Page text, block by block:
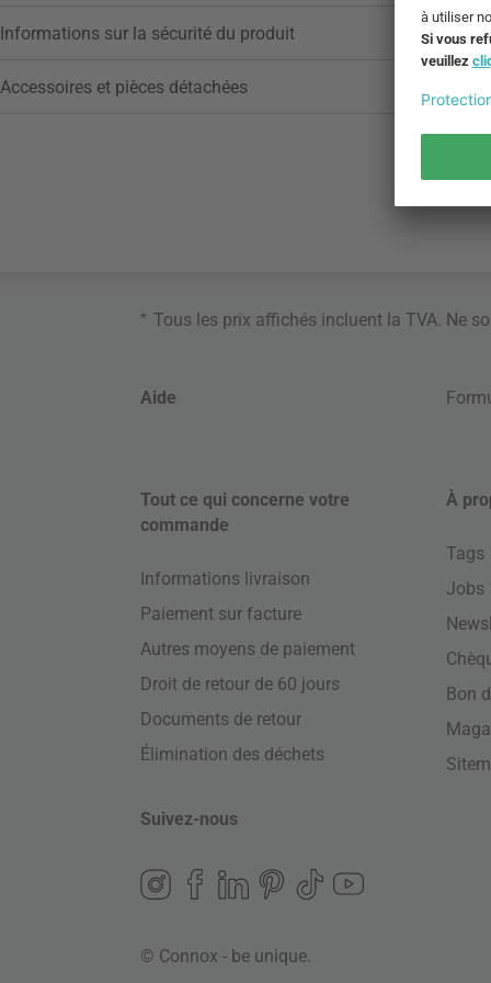
Informations sur la sécurité du produit
Accessoires et pièces détachées
* Tous les prix affichés incluent la TVA. Ne
Aide
Tout ce qui concerne votre
commande
Informations livraison
Paiement sur facture
Autres moyens de paiement
Droit de retour de 60 jours
Documents de retour
Élimination des déchets
À
Tags
Jobs
Bon
Suivez-nous
© Connox - be unique.